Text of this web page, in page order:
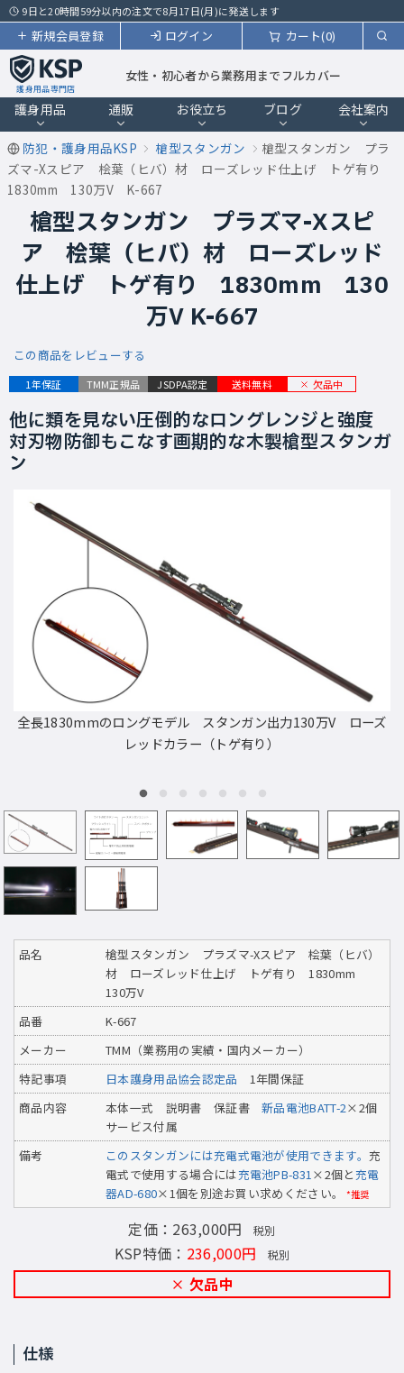
9日と20時間59分以内の注文で8月17日(月)に発送します
カート(0)
ログイン
新規会員登録
護身用品専門店
女性・初心者から業務用までフルカバー
護身用品 通販 お役立ち ブログ 会社案内
防犯・護身用品KSP 槍型スタンガン
槍型スタンガン プラ
ズマ-Xスピア 桧葉（ヒバ）材 ローズレッド仕上げ トゲ有り
1830mm 130万V K-667
槍型スタンガン プラズマ-Xスピ
ア 桧葉（ヒバ）材 ローズレッド
仕上げ トゲ有り 1830mm 130
万V K-667
この商品をレビューする
1年保証 TMM正規品 JSDPA認定 送料無料 欠品中
他に類を見ない圧倒的なロングレンジと強度
対刃物防御もこなす画期的な木製槍型スタンガ
ン
全長1830mmのロングモデル スタンガン出力130万V ローズ
レッドカラー（トゲ有り）
品名
槍型スタンガン プラズマ-Xスピア 桧葉（ヒバ）
材 ローズレッド仕上げ トゲ有り 1830mm
130万V
品番
K-667
メーカー
TMM（業務用の実績・国内メーカー）
特記事項
日本護身用品協会認定品 1年間保証
商品内容
本体一式 説明書 保証書新品電池BATT-2×2個
サービス付属
備考
このスタンガンには充電式電池が使用できます。充
電式で使用する場合には充電池PB-831×2個と充電
器AD-680×1個を別途お買い求めください。 *推奨
定価：263,000円 税別
KSP特価： 236,000円 税別
欠品中
仕様